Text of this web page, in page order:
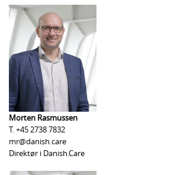
Morten Rasmussen
T. +45 2738 7832
mr@danish.care
Direktør i Danish.Care